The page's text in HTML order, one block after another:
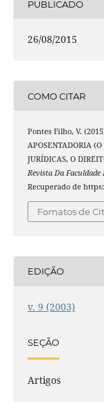
PUBLICADO
26/08/2015
COMO CITAR
Pontes Filho, V.
APOSENTADORIA
JURÍDICAS, O
Revista Da
Recuperado de
Fomatos de
EDIÇÃO
v. 9 (2003)
SEÇÃO
Artigos